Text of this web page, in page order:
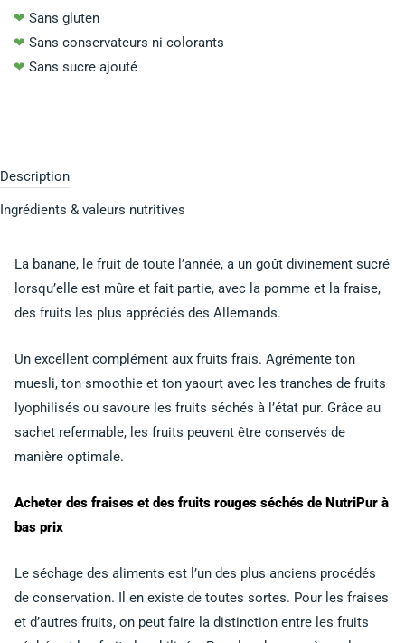
❤ Sans gluten
❤ Sans conservateurs ni colorants
❤ Sans sucre ajouté
Description
Ingrédients & valeurs nutritives
La banane, le fruit de toute l’année, a un goût divinement sucré
lorsqu’elle est mûre et fait partie, avec la pomme et la fraise,
des fruits les plus appréciés des Allemands.
Un excellent complément aux fruits frais. Agrémente ton
muesli, ton smoothie et ton yaourt avec les tranches de fruits
lyophilisés ou savoure les fruits séchés à l’état pur. Grâce au
sachet refermable, les fruits peuvent être conservés de
manière optimale.
Acheter des fraises et des fruits rouges séchés de NutriPur à
bas prix
Le séchage des aliments est l’un des plus anciens procédés
de conservation. Il en existe de toutes sortes. Pour les fraises
et d’autres fruits, on peut faire la distinction entre les fruits